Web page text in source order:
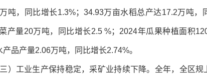
吨，同比增长1.3%；34.93万亩水稻总产达17.2万吨
产量20万吨，同比增长2.5 %；2024年瓜果种植面积
产品产量2.06万吨，同比增长2.74%。
三）工业生产保持稳定，采矿业持续下降。全年，全区